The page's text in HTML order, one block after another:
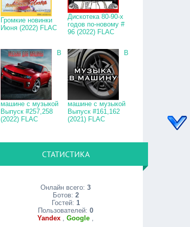
Громкие новинки
Июня (2022) FLAC
Дискотека 80-90-х
годов по-новому #
96 (2022) FLAC
В
машине с музыкой
Выпуск #257,258
(2022) FLAC
В
машине с музыкой
Выпуск #161,162
(2021) FLAC
СТАТИСТИКА
Онлайн всего:3
Ботов: 2
Гостей: 1
Пользователей:0
Yandex ,Google ,